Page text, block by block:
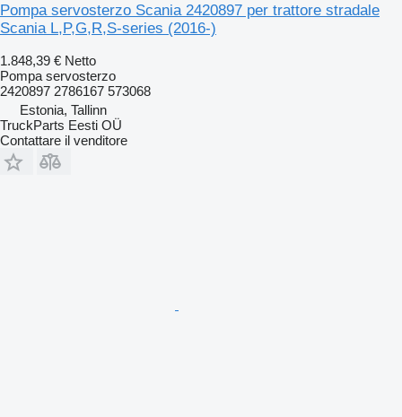
Pompa servosterzo Scania 2420897 per trattore stradale
Scania L,P,G,R,S-series (2016-)
1.848,39 € Netto
Pompa servosterzo
2420897 2786167 573068
Estonia, Tallinn
TruckParts Eesti OÜ
Contattare il venditore